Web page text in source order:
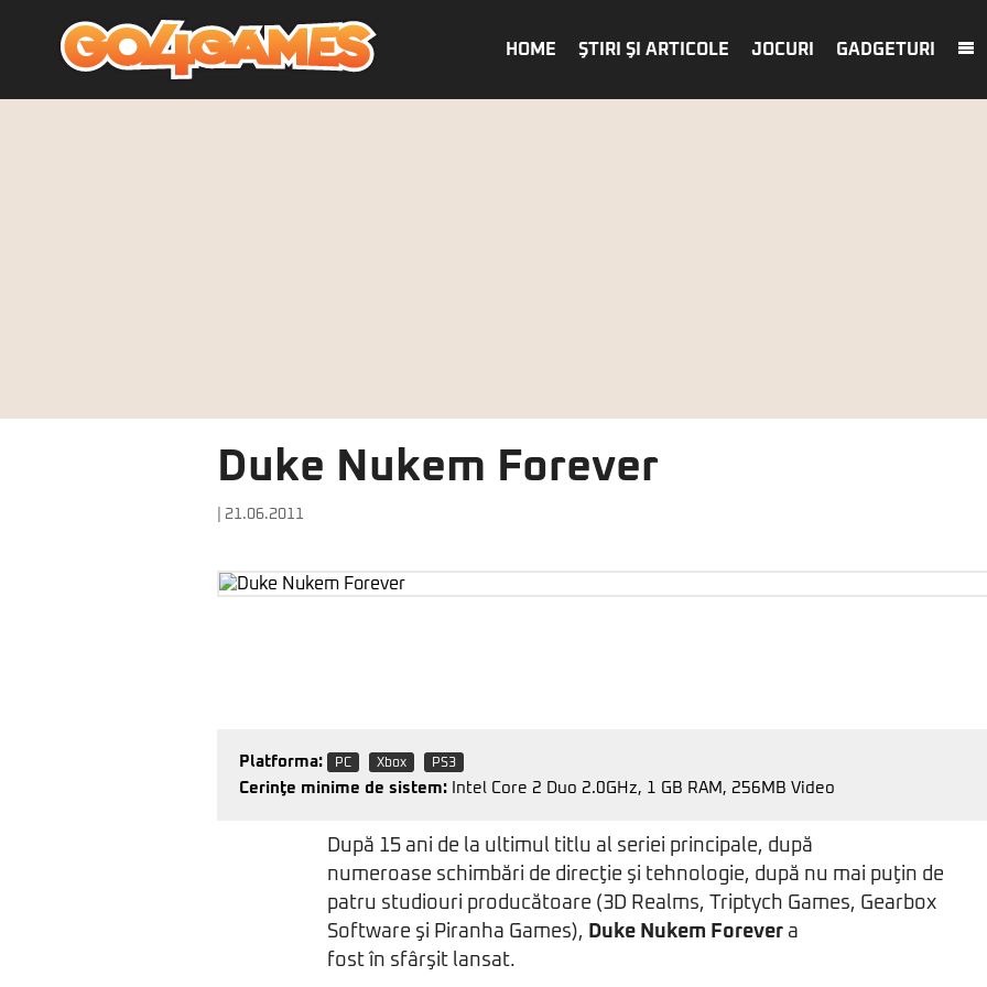
HOME ŞTIRI ŞI ARTICOLE JOCURI GADGETURI
Duke Nukem Forever
| 21.06.2011
Platforma: PC Xbox PS3
Cerinţe minime de sistem: Intel Core 2 Duo 2.0GHz, 1 GB RAM, 256MB Video
După 15 ani de la ultimul titlu al seriei principale, după
numeroase schimbări de direcţie şi tehnologie, după nu mai puţin de
patru studiouri producătoare (3D Realms, Triptych Games, Gearbox
Software şi Piranha Games), Duke Nukem Forever a
fost în sfârşit lansat.